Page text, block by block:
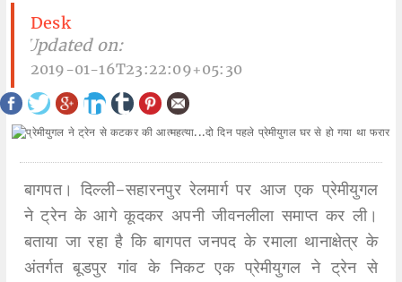
Desk
| Updated on:
2019-01-16T23:22:09+05:30
बागपत। दिल्ली-सहारनपुर रेलमार्ग पर आज एक प्रेमीयुगल
ने ट्रेन के आगे कूदकर अपनी जीवनलीला समाप्त कर ली।
बताया जा रहा है कि बागपत जनपद के रमाला थानाक्षेत्र के
अंतर्गत बूडपुर गांव के निकट एक प्रेमीयुगल ने ट्रेन से